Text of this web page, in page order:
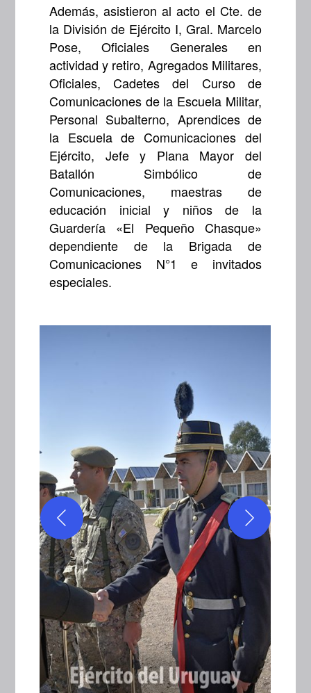
Además, asistieron al acto el Cte. de
la División de Ejército I, Gral. Marcelo
Pose, Oficiales Generales en
actividad y retiro, Agregados Militares,
Oficiales, Cadetes del Curso de
Comunicaciones de la Escuela Militar,
Personal Subalterno, Aprendices de
la Escuela de Comunicaciones del
Ejército, Jefe y Plana Mayor del
Batallón Simbólico de
Comunicaciones, maestras de
educación inicial y niños de la
Guardería «El Pequeño Chasque»
dependiente de la Brigada de
Comunicaciones N°1 e invitados
especiales.